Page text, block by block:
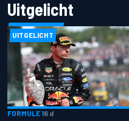
Uitgelicht
UITGELICHT
FORMULE 16 d